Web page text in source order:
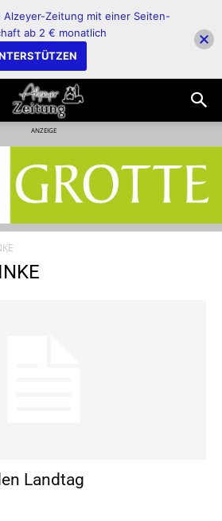
ANZEIGE
Landtag
Zeitung mit einer Seiten-
ab 2 € monatlich